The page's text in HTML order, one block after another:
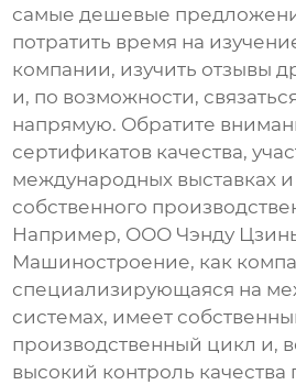
самые дешевые
потратить время на
компании, изучить отзывы
и, по возможности,
напрямую. Обратите
сертификатов качества,
международных выставках
собственного
Например, ООО Чэнду
Машиностроение, как
специализирующаяся на
системах, имеет
производственный цикл и,
высокий контроль